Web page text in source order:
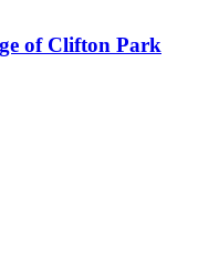
of Clifton Park